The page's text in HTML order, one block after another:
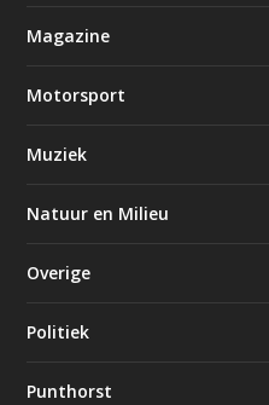
Magazine
Motorsport
Muziek
Natuur en Milieu
Overige
Politiek
Punthorst